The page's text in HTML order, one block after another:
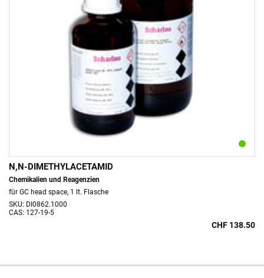
N,N-DIMETHYLACETAMID
Chemikalien und Reagenzien
für GC head space, 1 lt. Flasche
SKU: DI0862.1000
CAS: 127-19-5
CHF 138.50